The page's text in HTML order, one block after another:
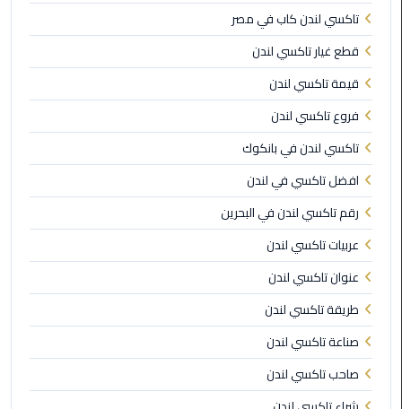
ليموزين
بلطيم
ليموزين
بورسعيد
ليموزين
الشرقية
ليموزين
بنها
ليموزين
العبور
ليموزين
6
اكتوبر
تاكسي لندن كاب في مصر
قطع غيار تاكسي لندن
قيمة تاكسي لندن
فروع تاكسي لندن
تاكسي لندن في بانكوك
افضل تاكسي في لندن
رقم تاكسي لندن في البحرين
عربيات تاكسي لندن
عنوان تاكسي لندن
طريقة تاكسي لندن
صناعة تاكسي لندن
صاحب تاكسي لندن